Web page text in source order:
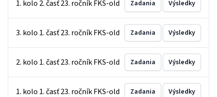
1. kolo 2. časť 23. ročník FKS-old Zadania Výsledky
3. kolo 1. časť 23. ročník FKS-old Zadania Výsledky
2. kolo 1. časť 23. ročník FKS-old Zadania Výsledky
1. kolo 1. časť 23. ročník FKS-old Zadania Výsledky